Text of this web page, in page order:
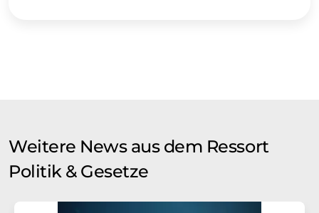
Weitere News aus dem Ressort
Politik & Gesetze